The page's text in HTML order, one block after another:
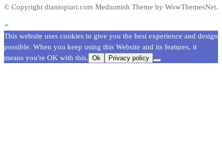
© Copyright dianiopiari.com Mediumish Theme by WowThemesNet.
This website uses cookies to give you the best experience and design
possible. When you keep using this Website and its features, it
means you're OK with this. Ok Privacy policy